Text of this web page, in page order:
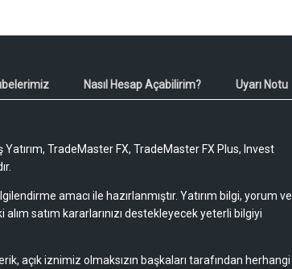
Nasıl Hesap Açabilirim? Uyarı Notu
TradeMaster FX, TradeMaster FX Plus, Invest
amacı ile hazırlanmıştır. Yatırım bilgi, yorum ve
satım kararlarınızı destekleyecek yeterli bilgiyi
açık iznimiz olmaksızın başkaları tarafından herhangi